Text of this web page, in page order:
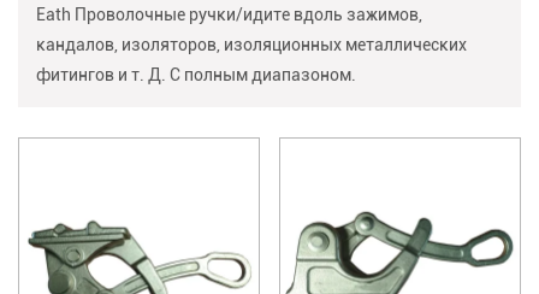
Eath Проволочные ручки/идите вдоль зажимов,
кандалов, изоляторов, изоляционных металлических
фитингов и т. Д. С полным диапазоном.